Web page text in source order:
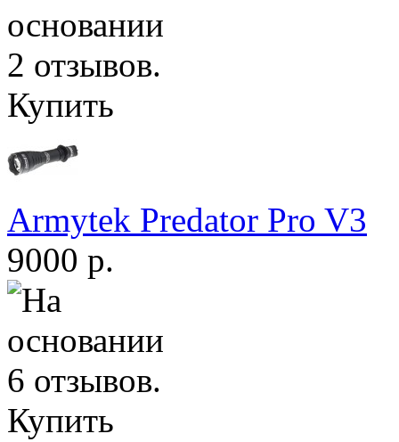
Купить
Armytek Predator Pro V3
9000 р.
Купить